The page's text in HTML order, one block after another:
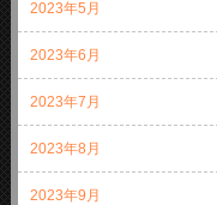
2023年5月
2023年6月
2023年7月
2023年8月
2023年9月